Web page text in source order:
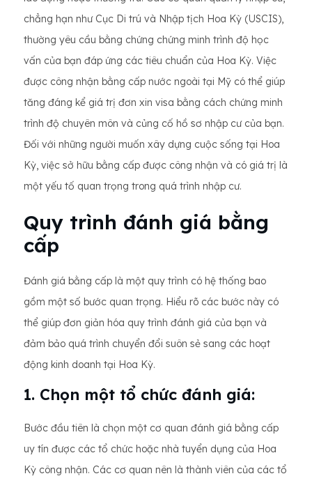
chẳng hạn như Cục Di trú và Nhập tịch Hoa Kỳ (USCIS),
thường yêu cầu bằng chứng chứng minh trình độ học
vấn của bạn đáp ứng các tiêu chuẩn của Hoa Kỳ. Việc
được công nhận bằng cấp nước ngoài tại Mỹ có thể giúp
tăng đáng kể giá trị đơn xin visa bằng cách chứng minh
trình độ chuyên môn và củng cố hồ sơ nhập cư của bạn.
Đối với những người muốn xây dựng cuộc sống tại Hoa
Kỳ, việc sở hữu bằng cấp được công nhận và có giá trị là
một yếu tố quan trọng trong quá trình nhập cư.
Quy trình đánh giá bằng
cấp
Đánh giá bằng cấp là một quy trình có hệ thống bao
gồm một số bước quan trọng. Hiểu rõ các bước này có
thể giúp đơn giản hóa quy trình đánh giá của bạn và
đảm bảo quá trình chuyển đổi suôn sẻ sang các hoạt
động kinh doanh tại Hoa Kỳ.
1. Chọn một tổ chức đánh giá:
Bước đầu tiên là chọn một cơ quan đánh giá bằng cấp
uy tín được các tổ chức hoặc nhà tuyển dụng của Hoa
Kỳ công nhận. Các cơ quan nên là thành viên của các tổ